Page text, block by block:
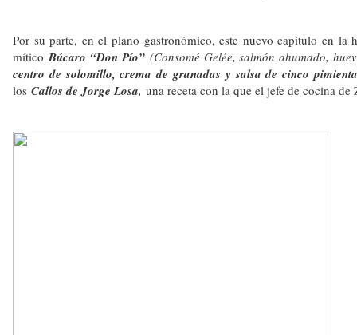
Por su parte, en el plano gastronómico, este nuevo capítulo en la
míticoBúcaro “Don Pío”(Consomé Gelée, salmón ahumado,
centro de solomillo, crema de granadas y salsa de cinco
los Callos de Jorge Losa, una receta con la que el jefe de cocina